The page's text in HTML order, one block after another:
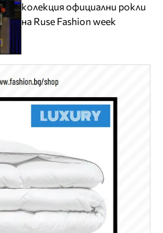
колекция официални рокли
на Ruse Fashion week